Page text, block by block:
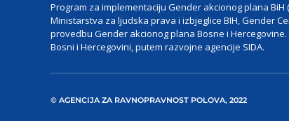
Program za implementaciju Gender akcionog plana BiH
Ministarstva za ljudska prava i izbjeglice BIH, Gender
provedbu Gender akcionog plana Bosne i
Bosni i Hercegovini, putem razvojne agencije SIDA.
© AGENCIJA ZA RAVNOPRAVNOST POLOVA, 2022